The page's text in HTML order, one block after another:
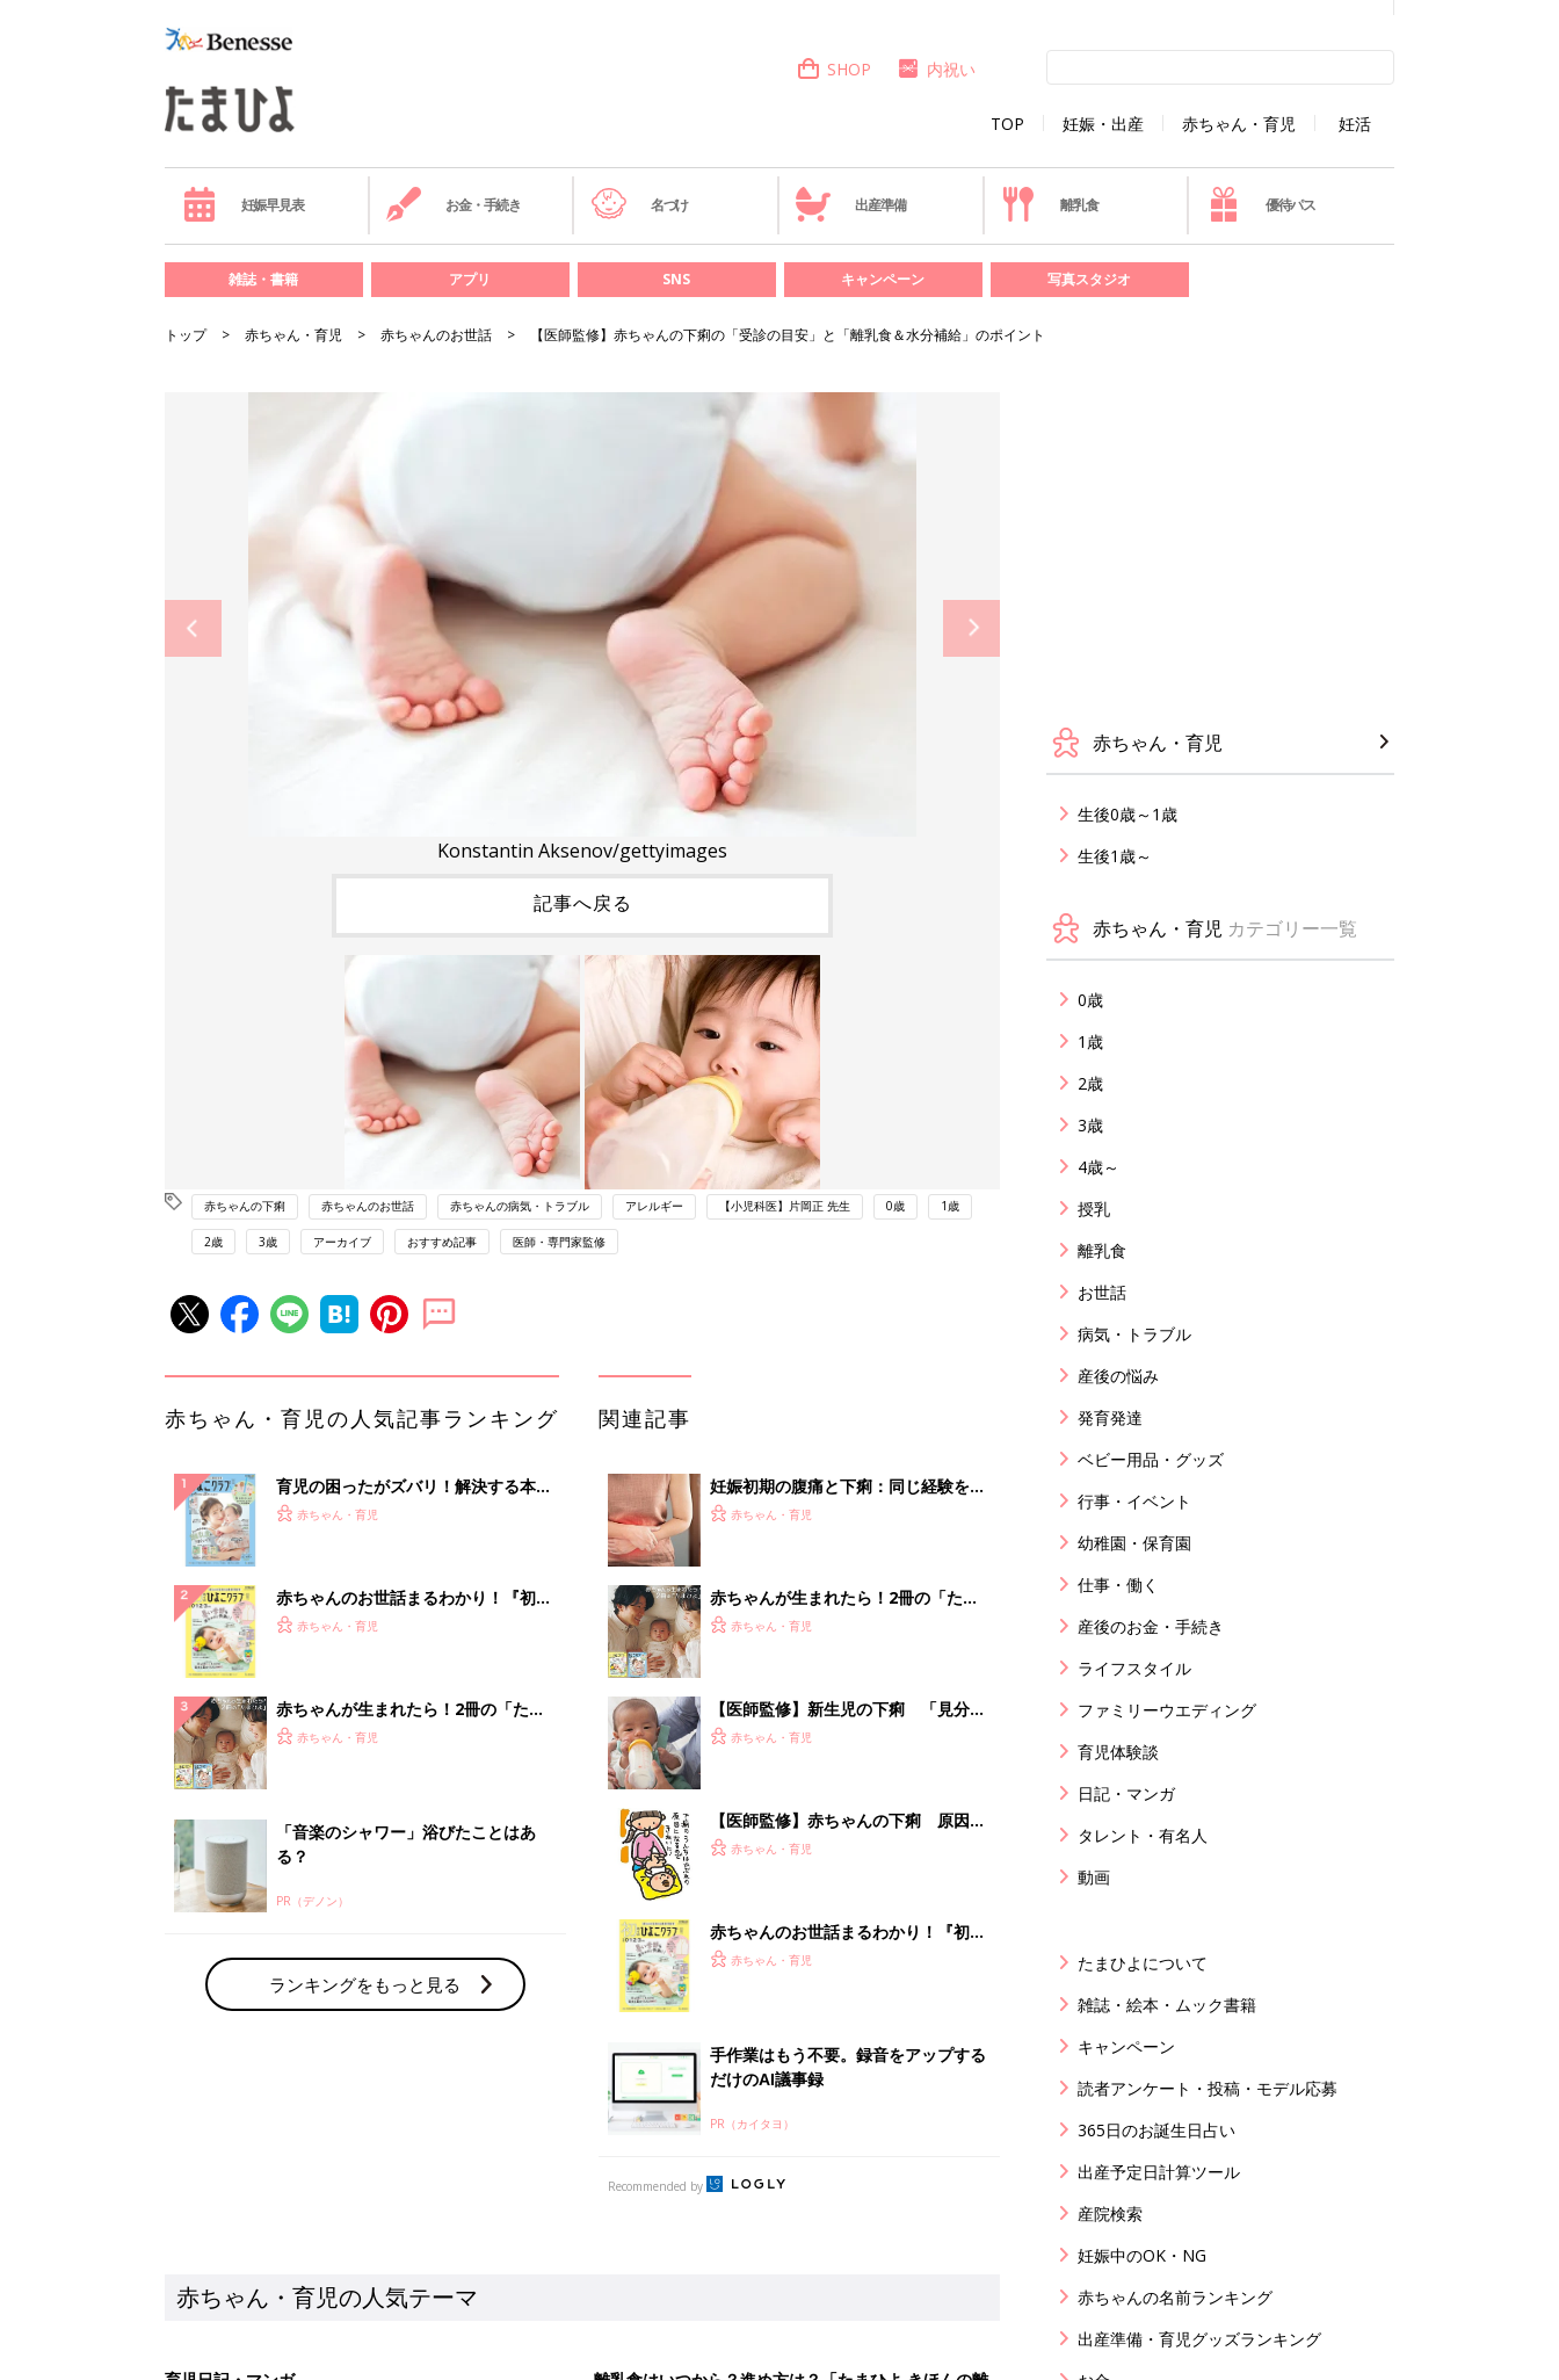
TOP 妊娠・出産 赤ちゃん・育児 妊活
SHOP 内祝い
妊娠早見表 お金・手続き 名づけ 出産準備 離乳食 優待パス
雑誌・書籍 アプリ SNS キャンペーン 写真スタジオ
トップ 赤ちゃん・育児 赤ちゃんのお世話 【医師監修】赤ちゃんの下痢の「受診の目安」と「離乳食＆水分補給」のポイント
Konstantin Aksenov/gettyimages
記事へ戻る
赤ちゃんの下痢 赤ちゃんのお世話 赤ちゃんの病気・トラブル アレルギー 【小児科医】片岡正 先生 0歳 1歳
2歳 3歳 アーカイブ おすすめ記事 医師・専門家監修
赤ちゃん・育児の人気記事ランキング
育児の困ったがズバリ！解決する本
『ひよこクラブ 夏号』 4カ月～2才
赤ちゃん・育児
赤ちゃんのお世話まるわかり！『初め
てのひよこクラブ 夏号』〈巻頭大特
解決テク
赤ちゃん・育児
赤ちゃんが生まれたら！2冊の「たま
ひよ」
赤ちゃん・育児
「音楽のシャワー」浴びたことはあ
る？
PR（デノン）
ランキングをもっと見る
関連記事
妊娠初期の腹痛と下痢：同じ経験をし
た方いますか？－”まいにちのたまひ
赤ちゃん・育児
赤ちゃんが生まれたら！2冊の「たま
ひよ」
赤ちゃん・育児
【医師監修】新生児の下痢 「見分け
方＆受診の目安」と「母乳＆ミルクの
赤ちゃん・育児
【医師監修】赤ちゃんの下痢 原因、
病院へ行く前に確認すること、受診の
赤ちゃん・育児
赤ちゃんのお世話まるわかり！『初め
てのひよこクラブ 夏号』〈巻頭大特
赤ちゃん・育児
手作業はもう不要。録音をアップする
だけのAI議事録
PR（カイタヨ）
Recommended by
赤ちゃん・育児の人気テーマ
赤ちゃん・育児
生後0歳～1歳
生後1歳～
赤ちゃん・育児 カテゴリー一覧
0歳
1歳
2歳
3歳
4歳～
授乳
離乳食
お世話
病気・トラブル
産後の悩み
発育発達
ベビー用品・グッズ
行事・イベント
幼稚園・保育園
仕事・働く
産後のお金・手続き
ライフスタイル
ファミリーウエディング
育児体験談
日記・マンガ
タレント・有名人
動画
たまひよについて
雑誌・絵本・ムック書籍
キャンペーン
読者アンケート・投稿・モデル応募
365日のお誕生日占い
出産予定日計算ツール
産院検索
妊娠中のOK・NG
赤ちゃんの名前ランキング
出産準備・育児グッズランキング